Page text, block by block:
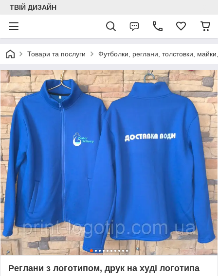
ТВІЙ ДИЗАЙН
Товари та послуги Футболки, реглани, толстовки,
Реглани з логотипом, друк на худі логотипа